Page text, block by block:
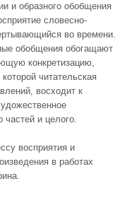
и образного обобщения
словесно-
во времени.
обобщения обогащают
конкретизацию,
читательская
восходит к
частей и целого.
восприятия и
в работах